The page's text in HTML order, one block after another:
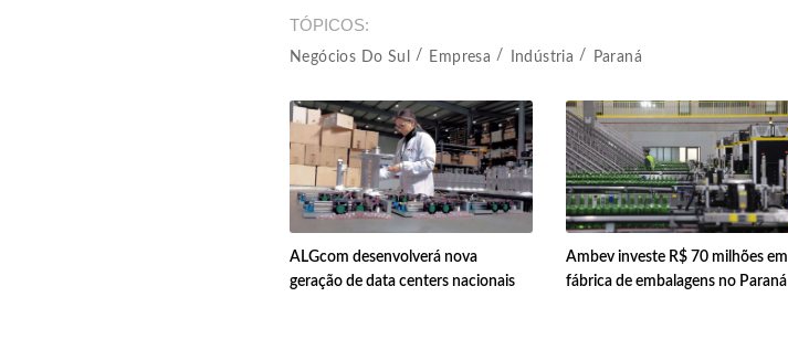
TÓPICOS
Negócios Do Sul Empresa Indústria Paraná
ALGcom desenvolverá nova
geração de data centers nacionais
Ambev investe R$ 70 milhões em
fábrica de embalagens no Paraná